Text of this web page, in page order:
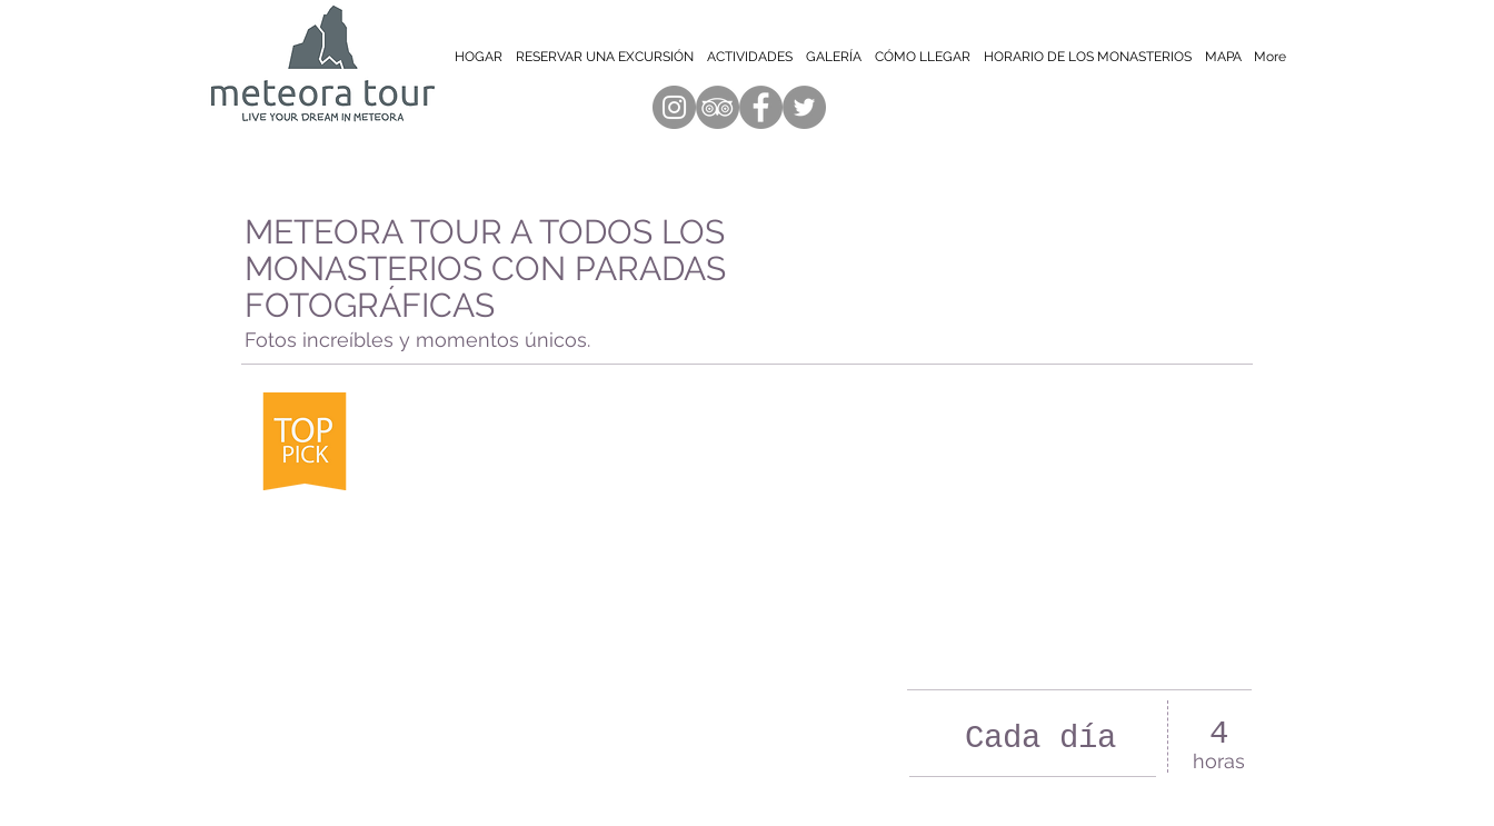
HOGAR RESERVAR UNA EXCURSIÓN ACTIVIDADES GALERÍA CÓMO LLEGAR HORARIO DE LOS MONASTERIOS MAPA More
METEORA TOUR A TODOS LOS
MONASTERIOS CON PARADAS
FOTOGRÁFICAS
Fotos increíbles y momentos únicos.
Cada día 4
horas